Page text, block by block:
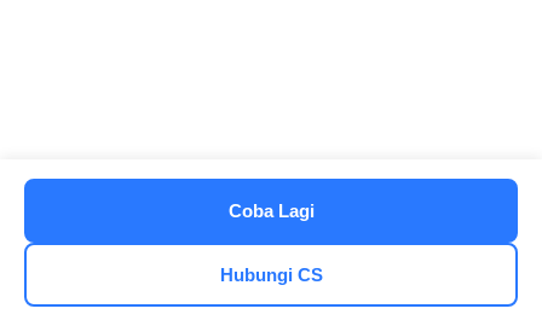
Hubungi CS
Coba Lagi